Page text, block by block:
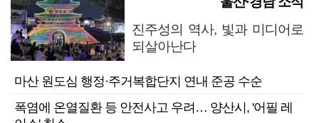
진주성의 역사, 빛과 미디어로
되살아난다
마산 원도심 행정·주거복합단지 연내 준공 수순
폭염에 온열질환 등 안전사고 우려… 양산시, '어필 레